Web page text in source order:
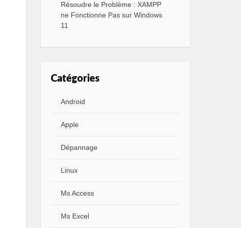
Résoudre le Problème : XAMPP
ne Fonctionne Pas sur Windows
11
Catégories
Android
Apple
Dépannage
Linux
Ms Access
Ms Excel